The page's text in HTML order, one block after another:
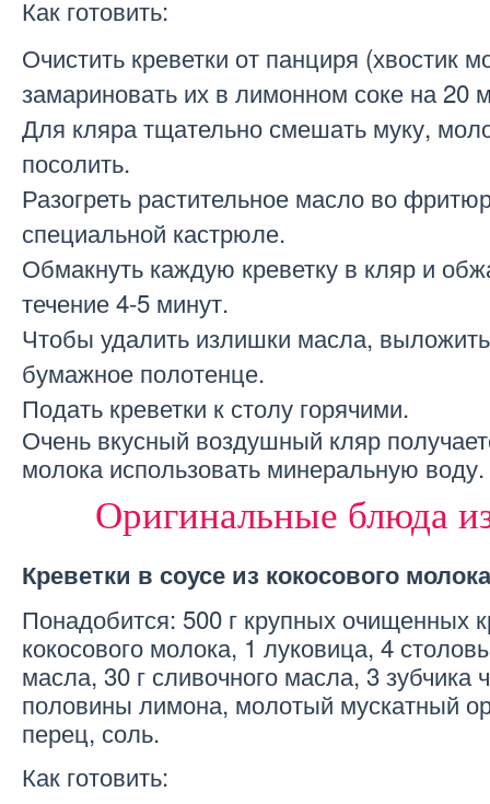
Как готовить:
Очистить креветки от панциря (хвостик
замариновать их в лимонном соке на 20
Для кляра тщательно смешать муку,
посолить.
Разогреть растительное масло во
специальной кастрюле.
Обмакнуть каждую креветку в кляр и
течение 4-5 минут.
Чтобы удалить излишки масла,
бумажное полотенце.
Подать креветки к столу горячими.
Очень вкусный воздушный кляр
молока использовать минеральную воду.
Оригинальные блюда
Креветки в соусе из кокосового молока
Понадобится: 500 г крупных очищенных
кокосового молока, 1 луковица, 4
масла, 30 г сливочного масла, 3 зубчика
половины лимона, молотый мускатный
перец, соль.
Как готовить: